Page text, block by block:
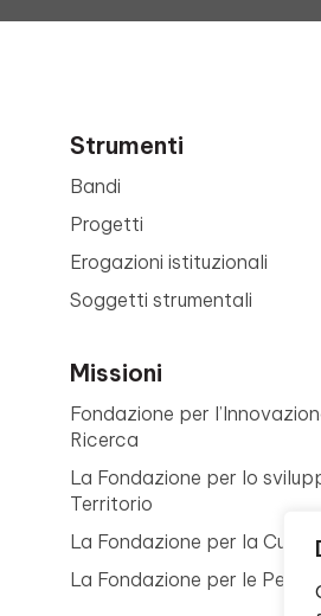
Strumenti
Bandi
Progetti
Erogazioni istituzionali
Soggetti strumentali
Missioni
Fondazione per
Ricerca
La Fondazione per lo
Territorio
La Fondazione per la
La Fondazione per le